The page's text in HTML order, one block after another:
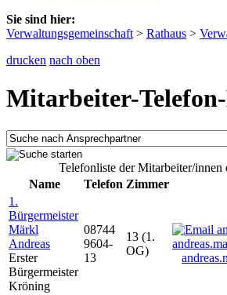
Sie sind hier:
Verwaltungsgemeinschaft > Rathaus >
drucken nach oben
Mitarbeiter-
Telefonliste der Mitarbeiter/innen
Name
Telefon Zimmer
1.
Bürgermeister
Märkl
Andreas
Erster
Bürgermeister
Kröning
08744
9604-
13
13 (1.
OG)